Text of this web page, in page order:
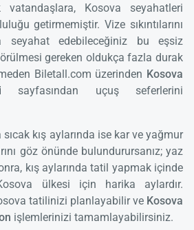
Kosova seyahatleri
getirmemiştir. Vize sıkıntılarını
seyahat edebileceğiniz bu eşsiz
gereken oldukça fazla durak
Biletall.com üzerinden Kosova
sayfasından uçuş seferlerini
kış aylarında ise kar ve yağmur
göz önünde bulundurursanız; yaz
kış aylarında tatil yapmak içinde
ülkesi için harika aylardır.
tatilinizi planlayabilir ve Kosova
işlemlerinizi tamamlayabilirsiniz.